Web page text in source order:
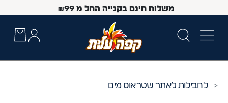
משלוח חינם בקנייה החל מ ₪99
חבילות לאתר שטראוס מים